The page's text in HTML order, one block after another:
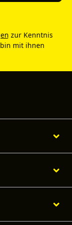
zur Kenntnis
mit ihnen